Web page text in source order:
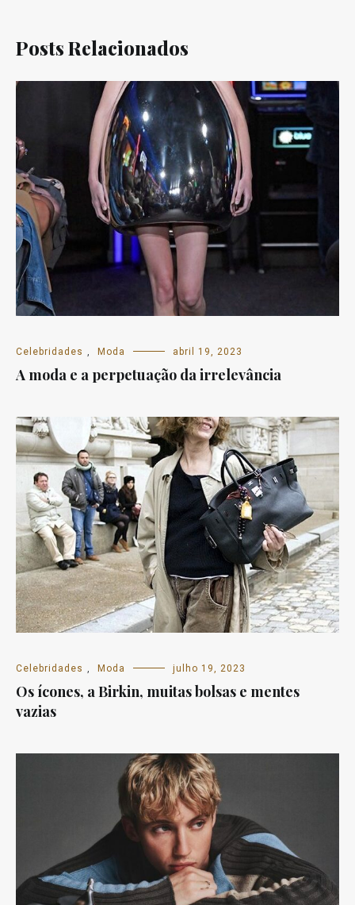
Posts Relacionados
Celebridades Moda abril 19, 2023
A moda e a perpetuação da irrelevância
Celebridades Moda julho 19, 2023
Os ícones, a Birkin, muitas bolsas e mentes
vazias